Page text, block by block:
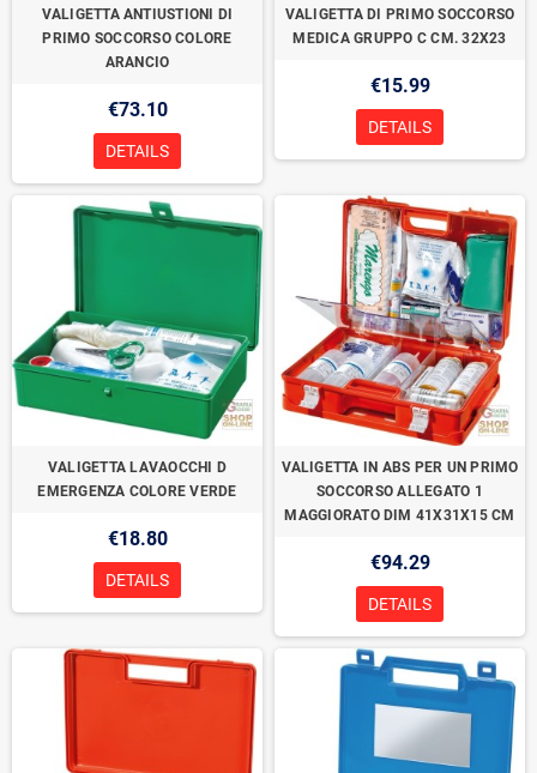
VALIGETTA ANTIUSTIONI DI
PRIMO SOCCORSO COLORE
ARANCIO
€73.10
DETAILS
VALIGETTA DI PRIMO SOCCORSO
MEDICA GRUPPO C CM. 32X23
€15.99
DETAILS
VALIGETTA LAVAOCCHI D
EMERGENZA COLORE VERDE
€18.80
DETAILS
VALIGETTA IN ABS PER UN PRIMO
SOCCORSO ALLEGATO 1
MAGGIORATO DIM 41X31X15 CM
€94.29
DETAILS